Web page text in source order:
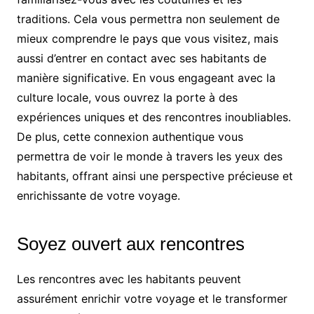
traditions. Cela vous permettra non seulement de
mieux comprendre le pays que vous visitez, mais
aussi d’entrer en contact avec ses habitants de
manière significative. En vous engageant avec la
culture locale, vous ouvrez la porte à des
expériences uniques et des rencontres inoubliables.
De plus, cette connexion authentique vous
permettra de voir le monde à travers les yeux des
habitants, offrant ainsi une perspective précieuse et
enrichissante de votre voyage.
Soyez ouvert aux rencontres
Les rencontres avec les habitants peuvent
assurément enrichir votre voyage et le transformer